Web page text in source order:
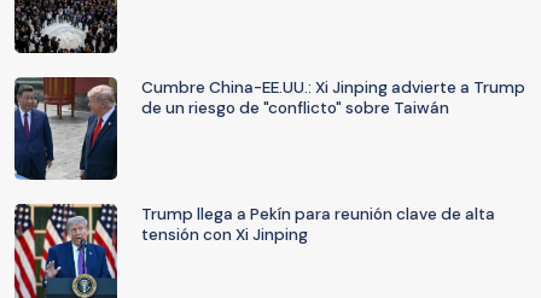
Cumbre China-EE.UU.: Xi Jinping advierte a Trump
de un riesgo de "conflicto" sobre Taiwán
Trump llega a Pekín para reunión clave de alta
tensión con Xi Jinping